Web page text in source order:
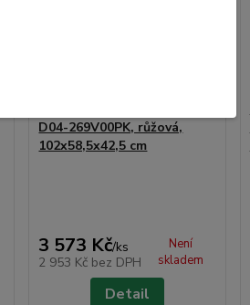
D04-269V00PK, růžová,
102x58,5x42,5 cm
3 573 Kč/ks
2 953 Kč bez DPH
Není
skladem
Detail